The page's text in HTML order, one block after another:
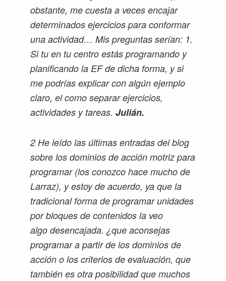
obstante, me cuesta a veces encajar
determinados ejercicios para conformar
una actividad… Mis preguntas serían: 1.
Si tu en tu centro estás programando y
planificando la EF de dicha forma, y si
me podrías explicar con algún ejemplo
claro, el como separar ejercicios,
actividades y tareas. Julián.
2 He leído las últimas entradas del blog
sobre los dominios de acción motriz para
programar (los conozco hace mucho de
Larraz), y estoy de acuerdo, ya que la
tradicional forma de programar unidades
por bloques de contenidos la veo
algo desencajada. ¿que aconsejas
programar a partir de los dominios de
acción o los criterios de evaluación, que
también es otra posibilidad que muchos